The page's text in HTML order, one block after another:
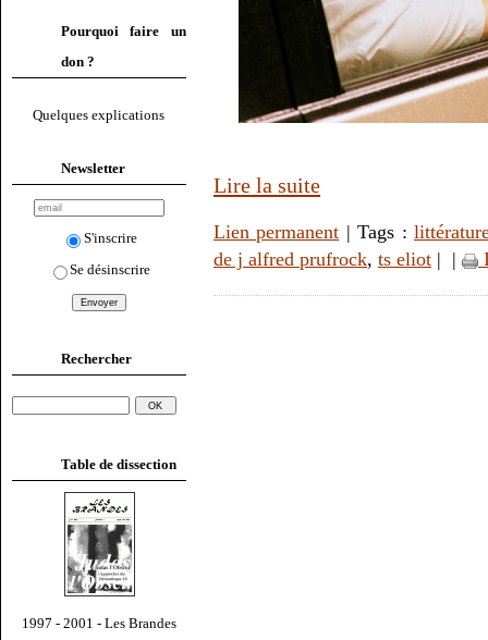
Pourquoi faire un
don ?
Quelques explications
Newsletter
S'inscrire
Se désinscrire
Rechercher
Table de dissection
1997 - 2001 - Les Brandes
Lire la suite
Lien permanent | Tags :
de j alfred prufrock, ts eliot | |